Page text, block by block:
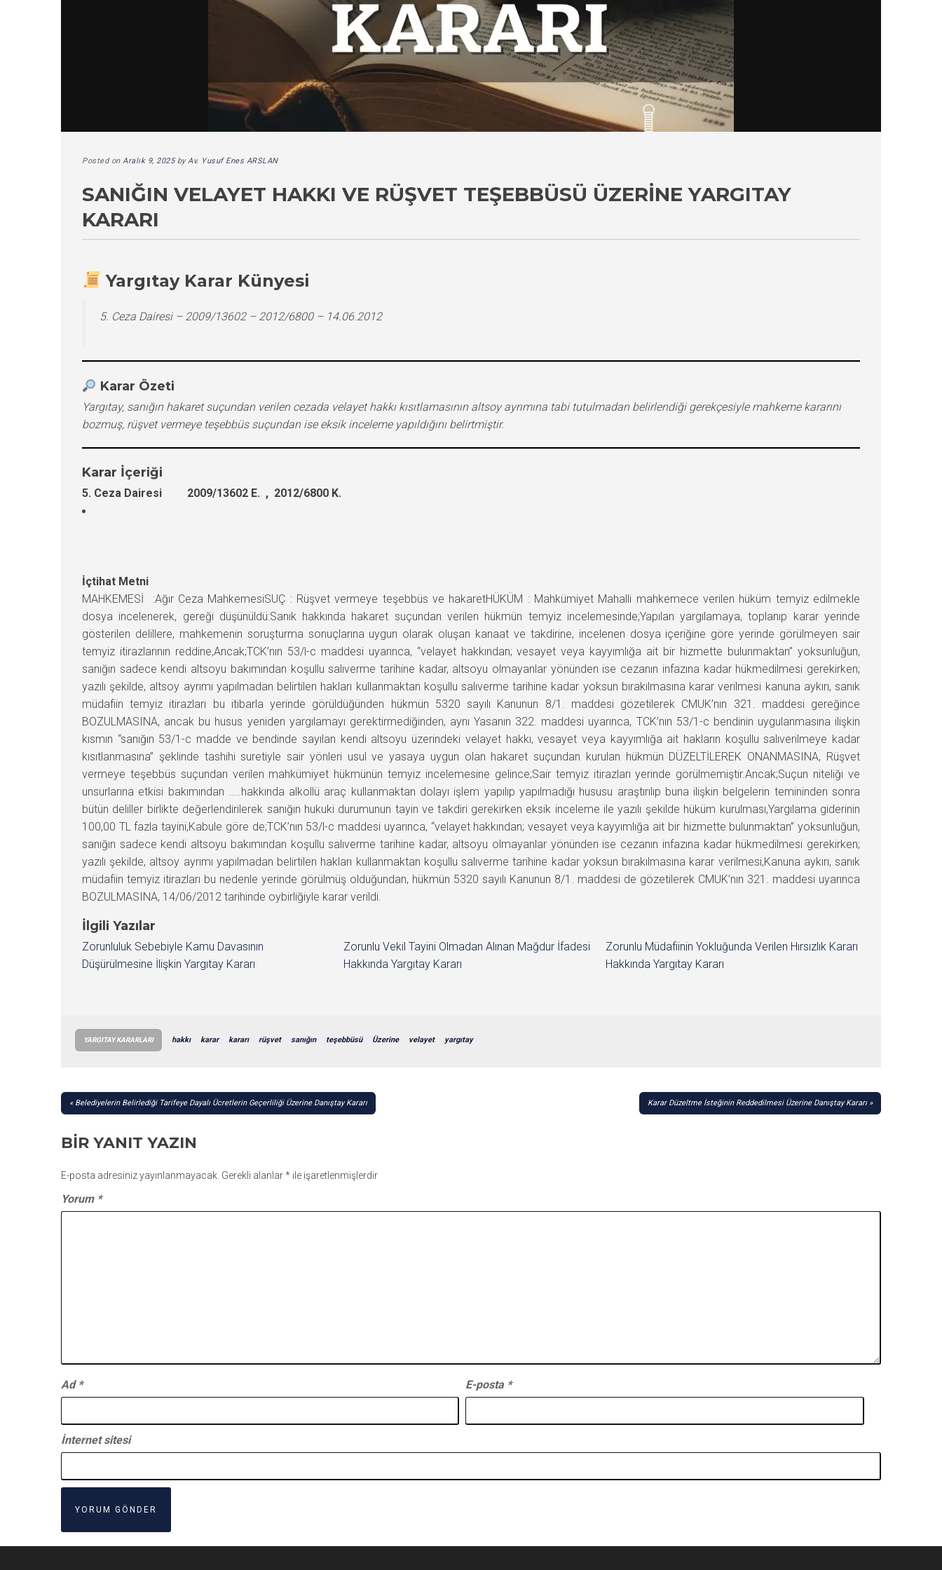
Posted on Aralık 9, 2025byAv. Yusuf Enes ARSLAN
SANIĞIN VELAYET HAKKI VE RÜŞVET TEŞEBBÜSÜ ÜZERINE YARGITAY
KARARI
Yargıtay Karar Künyesi
5. Ceza Dairesi – 2009/13602 – 2012/6800 – 14.06.2012
Karar Özeti
Yargıtay, sanığın hakaret suçundan verilen cezada velayet hakkı kısıtlamasının altsoy ayrımına tabi tutulmadan belirlendiği gerekçesiyle mahkeme kararını
bozmuş, rüşvet vermeye teşebbüs suçundan ise eksik inceleme yapıldığını belirtmiştir.
Karar İçeriği
5. Ceza Dairesi 2009/13602 E. , 2012/6800 K.
İçtihat Metni
MAHKEMESİ :Ağır Ceza MahkemesiSUÇ : Rüşvet vermeye teşebbüs ve hakaretHÜKÜM : Mahkümiyet Mahalli mahkemece verilen hüküm temyiz edilmekle
dosya incelenerek, gereği düşünüldü:Sanık hakkında hakaret suçundan verilen hükmün temyiz incelemesinde;Yapılan yargılamaya, toplanıp karar yerinde
gösterilen delillere, mahkemenin soruşturma sonuçlarına uygun olarak oluşan kanaat ve takdirine, incelenen dosya içeriğine göre yerinde görülmeyen sair
temyiz itirazlarının reddine,Ancak;TCK’nın 53/l-c maddesi uyarınca, “velayet hakkından; vesayet veya kayyımlığa ait bir hizmette bulunmaktan” yoksunluğun,
sanığın sadece kendi altsoyu bakımından koşullu salıverme tarihine kadar, altsoyu olmayanlar yönünden ise cezanın infazına kadar hükmedilmesi gerekirken;
yazılı şekilde, altsoy ayrımı yapılmadan belirtilen hakları kullanmaktan koşullu salıverme tarihine kadar yoksun bırakılmasına karar verilmesi kanuna aykırı, sanık
müdafiin temyiz itirazları bu itibarla yerinde görüldüğünden hükmün 5320 sayılı Kanunun 8/1. maddesi gözetilerek CMUK’nın 321. maddesi gereğince
BOZULMASINA, ancak bu husus yeniden yargılamayı gerektirmediğinden, aynı Yasanın 322. maddesi uyarınca, TCK’nın 53/1-c bendinin uygulanmasına ilişkin
kısmın “sanığın 53/1-c madde ve bendinde sayılan kendi altsoyu üzerindeki velayet hakkı, vesayet veya kayyımlığa ait hakların koşullu salıverilmeye kadar
kısıtlanmasına” şeklinde tashihi suretiyle sair yönleri usul ve yasaya uygun olan hakaret suçundan kurulan hükmün DÜZELTİLEREK ONANMASINA, Rüşvet
vermeye teşebbüs suçundan verilen mahkümiyet hükmünün temyiz incelemesine gelince;Sair temyiz itirazları yerinde görülmemiştir.Ancak;Suçun niteliği ve
unsurlarına etkisi bakımından …..hakkında alkollü araç kullanmaktan dolayı işlem yapılıp yapılmadığı hususu araştırılıp buna ilişkin belgelerin temininden sonra
bütün deliller birlikte değerlendirilerek sanığın hukuki durumunun tayin ve takdiri gerekirken eksik inceleme ile yazılı şekilde hüküm kurulması,Yargılama giderinin
100,00 TL fazla tayini,Kabule göre de;TCK’nın 53/l-c maddesi uyarınca, “velayet hakkından; vesayet veya kayyımlığa ait bir hizmette bulunmaktan” yoksunluğun,
sanığın sadece kendi altsoyu bakımından koşullu salıverme tarihine kadar, altsoyu olmayanlar yönünden ise cezanın infazına kadar hükmedilmesi gerekirken;
yazılı şekilde, altsoy ayrımı yapılmadan belirtilen hakları kullanmaktan koşullu salıverme tarihine kadar yoksun bırakılmasına karar verilmesi,Kanuna aykırı, sanık
müdafiin temyiz itirazları bu nedenle yerinde görülmüş olduğundan, hükmün 5320 sayılı Kanunun 8/1. maddesi de gözetilerek CMUK’nın 321. maddesi uyarınca
BOZULMASINA, 14/06/2012 tarihinde oybirliğiyle karar verildi.
İlgili Yazılar
Zorunluluk Sebebiyle Kamu Davasının
Düşürülmesine İlişkin Yargıtay Kararı
Zorunlu Vekil Tayini Olmadan Alınan Mağdur İfadesi
Hakkında Yargıtay Kararı
Zorunlu Müdafiinin Yokluğunda Verilen Hırsızlık Kararı
Hakkında Yargıtay Kararı
YARGITAY KARARLARI hakkı karar kararı rüşvet sanığın teşebbüsü Üzerine velayet yargıtay
YAZI
Belediyelerin Belirlediği Tarifeye Dayalı Ücretlerin Geçerliliği Üzerine Danıştay Kararı Karar Düzeltme İsteğinin Reddedilmesi Üzerine Danıştay Kararı
BIR YANIT YAZIN
E-posta adresiniz yayınlanmayacak. Gerekli alanlar* ile işaretlenmişlerdir
Yorum *
Ad * E-posta *
İnternet sitesi